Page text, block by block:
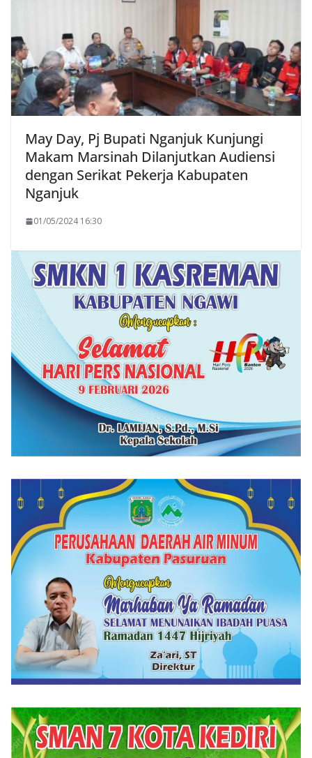
May Day, Pj Bupati Nganjuk Kunjungi
Makam Marsinah Dilanjutkan Audiensi
dengan Serikat Pekerja Kabupaten
Nganjuk
01/05/2024 16:30